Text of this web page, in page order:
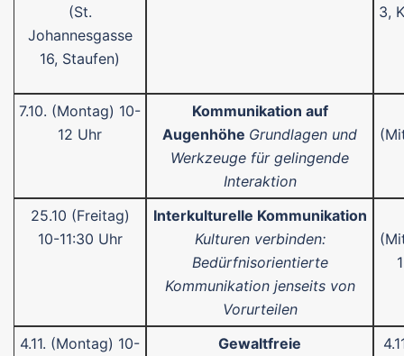
(St.
Johannesgasse
16, Staufen)
3,
7.10. (Montag) 10-
12 Uhr
Kommunikation auf
Augenhöhe Grundlagen und
Werkzeuge für gelingende
Interaktion
25.10 (Freitag)
10-11:30 Uhr
Interkulturelle Kommunikation
Kulturen verbinden:
Bedürfnisorientierte
Kommunikation jenseits von
Vorurteilen
4.11. (Montag) 10-
Gewaltfreie